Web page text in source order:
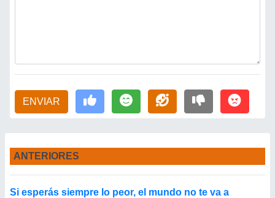
ENVIAR
ANTERIORES
Si esperás siempre lo peor, el mundo no te va a